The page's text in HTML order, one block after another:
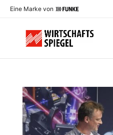
Eine Marke von